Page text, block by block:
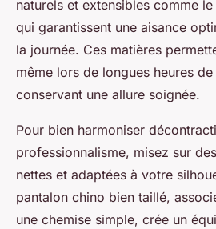
naturels et extensibles comme
qui garantissent une aisance
la journée. Ces matières
même lors de longues heures
conservant une allure soignée.
Pour bien harmoniser
professionnalisme, misez sur
nettes et adaptées à votre
pantalon chino bien taillé,
une chemise simple, crée un